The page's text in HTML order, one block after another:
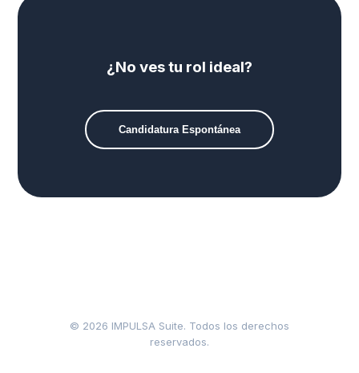
¿No ves tu rol ideal?
Candidatura Espontánea
© 2026 IMPULSA Suite. Todos los derechos
reservados.